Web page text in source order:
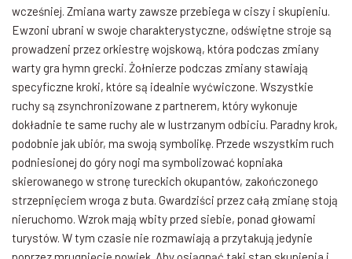
wcześniej. Zmiana warty zawsze przebiega w ciszy i skupieniu.
Ewzoni ubrani w swoje charakterystyczne, odświętne stroje są
prowadzeni przez orkiestrę wojskową, która podczas zmiany
warty gra hymn grecki. Żołnierze podczas zmiany stawiają
specyficzne kroki, które są idealnie wyćwiczone. Wszystkie
ruchy są zsynchronizowane z partnerem, który wykonuje
dokładnie te same ruchy ale w lustrzanym odbiciu. Paradny krok,
podobnie jak ubiór, ma swoją symbolikę. Przede wszystkim ruch
podniesionej do góry nogi ma symbolizować kopniaka
skierowanego w stronę tureckich okupantów, zakończonego
strzepnięciem wroga z buta. Gwardziści przez całą zmianę stoją
nieruchomo. Wzrok mają wbity przed siebie, ponad głowami
turystów. W tym czasie nie rozmawiają a przytakują jedynie